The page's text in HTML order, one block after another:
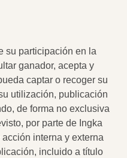
su participación en la
ganador, acepta y
captar o recoger su
utilización, publicación
de forma no exclusiva
por parte de Ingka
interna y externa
incluido a título